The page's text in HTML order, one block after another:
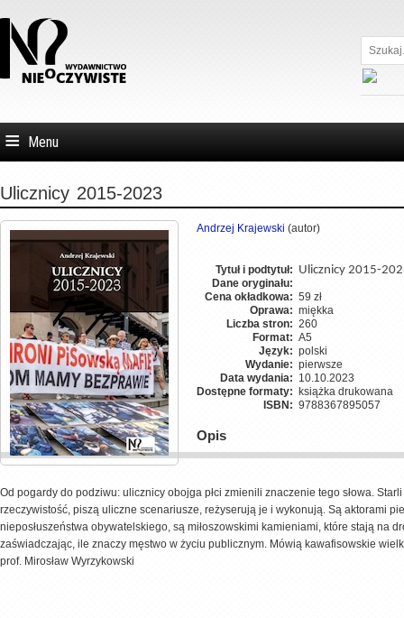
Szukaj...
Menu
Ulicznicy 2015-2023
Andrzej Krajewski (autor)
Tytuł i podtytuł: Ulicznicy 2015-
Dane oryginału:
Cena okładkowa: 59 zł
Oprawa: miękka
Liczba stron: 260
Format: A5
Język: polski
Wydanie: pierwsze
Data wydania: 10.10.2023
Dostępne formaty: książka drukowana
ISBN: 9788367895057
Opis
Od pogardy do podziwu: ulicznicy obojga płci zmienili znaczenie tego słowa.
rzeczywistość, piszą uliczne scenariusze, reżyserują je i wykonują. Są aktorami
nieposłuszeństwa obywatelskiego, są miłoszowskimi kamieniami, które stają na
zaświadczając, ile znaczy męstwo w życiu publicznym. Mówią kawafisowskie
prof. Mirosław Wyrzykowski